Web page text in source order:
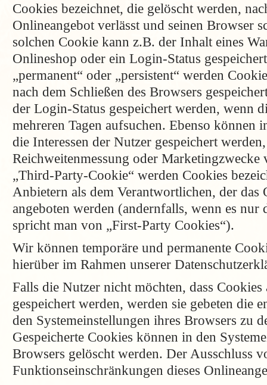
Cookies bezeichnet, die gelöscht werden,
Onlineangebot verlässt und seinen Browser
solchen Cookie kann z.B. der Inhalt eines
Onlineshop oder ein Login-Status
„permanent“ oder „persistent“ werden
nach dem Schließen des Browsers
der Login-Status gespeichert werden, wenn
mehreren Tagen aufsuchen. Ebenso können
die Interessen der Nutzer gespeichert
Reichweitenmessung oder Marketingzwecke
„Third-Party-Cookie“ werden Cookies
Anbietern als dem Verantwortlichen, der das
angeboten werden (andernfalls, wenn es nur
spricht man von „First-Party Cookies“).
Wir können temporäre und permanente
hierüber im Rahmen unserer
Falls die Nutzer nicht möchten, dass
gespeichert werden, werden sie gebeten die
den Systemeinstellungen ihres Browsers zu
Gespeicherte Cookies können in den
Browsers gelöscht werden. Der Ausschluss
Funktionseinschränkungen dieses